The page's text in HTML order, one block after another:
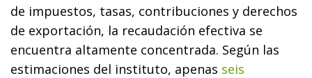
de impuestos, tasas, contribuciones y derechos
de exportación, la recaudación efectiva se
encuentra altamente concentrada. Según las
estimaciones del instituto, apenas seis